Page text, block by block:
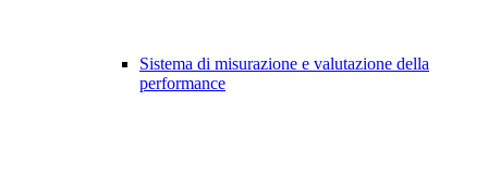
Sistema di misurazione e valutazione della
performance